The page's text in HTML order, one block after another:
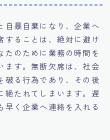
自暴自棄になり、企業へ
することは、絶対に避け
たのために業務の時間を
ます。無断欠席は、社会
破る行為であり、その後
絶たれてしまいます。遅
早く企業へ連絡を入れる